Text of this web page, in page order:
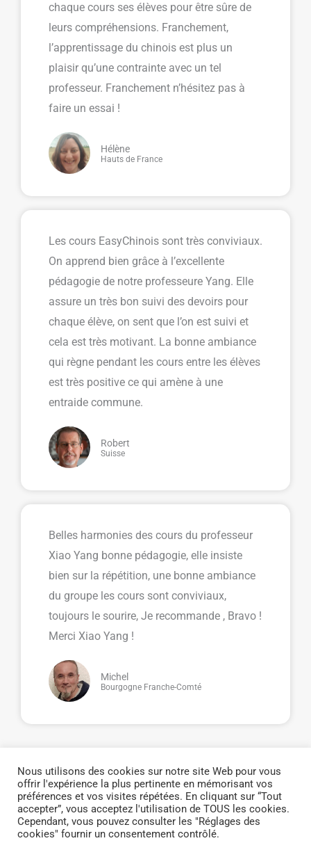
chaque cours ses élèves pour être sûre de
leurs compréhensions. Franchement,
l’apprentissage du chinois est plus un
plaisir qu’une contrainte avec un tel
professeur. Franchement n’hésitez pas à
faire un essai !
Hélène
Hauts de France
Les cours EasyChinois sont très conviviaux.
On apprend bien grâce à l’excellente
pédagogie de notre professeure Yang. Elle
assure un très bon suivi des devoirs pour
chaque élève, on sent que l’on est suivi et
cela est très motivant. La bonne ambiance
qui règne pendant les cours entre les élèves
est très positive ce qui amène à une
entraide commune.
Robert
Suisse
Belles harmonies des cours du professeur
Xiao Yang bonne pédagogie, elle insiste
bien sur la répétition, une bonne ambiance
du groupe les cours sont conviviaux,
toujours le sourire, Je recommande , Bravo !
Merci Xiao Yang !
Michel
Bourgogne Franche-Comté
Accueil
Copyright © 2026 Easy Chinois - Mentions légales
Contactez-nous
Nous utilisons des cookies sur notre site Web pour vous
offrir l'expérience la plus pertinente en mémorisant vos
préférences et vos visites répétées. En cliquant sur “Tout
accepter”, vous acceptez l'utilisation de TOUS les cookies.
Cependant, vous pouvez consulter les "Réglages des
cookies" fournir un consentement contrôlé.